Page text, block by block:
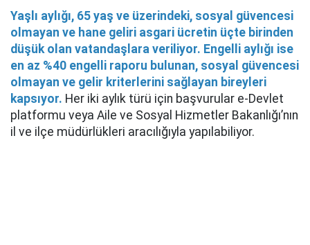
Yaşlı aylığı, 65 yaş ve üzerindeki, sosyal güvencesi
olmayan ve hane geliri asgari ücretin üçte birinden
düşük olan vatandaşlara veriliyor. Engelli aylığı ise
en az %40 engelli raporu bulunan, sosyal güvencesi
olmayan ve gelir kriterlerini sağlayan bireyleri
kapsıyor. Her iki aylık türü için başvurular e-Devlet
platformu veya Aile ve Sosyal Hizmetler Bakanlığı’nın
il ve ilçe müdürlükleri aracılığıyla yapılabiliyor.